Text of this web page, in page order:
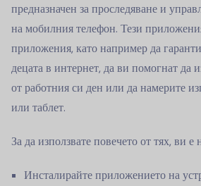
предназначен за проследяване и
на мобилния телефон. Тези
приложения, като например да
децата в интернет, да ви помогнат да
от работния си ден или да намерите
или таблет.
За да използвате повечето от тях, ви е
Инсталирайте приложението на